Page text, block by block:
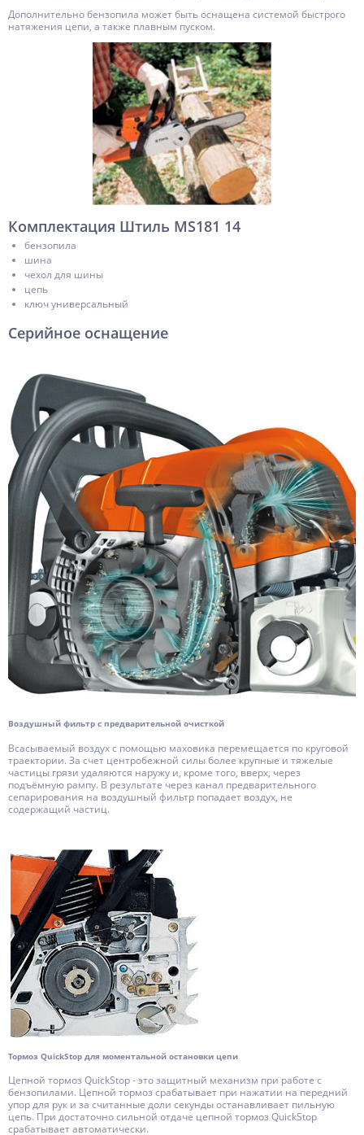
Дополнительно бензопила может быть оснащена системой быстрого
натяжения цепи, а также плавным пуском.
Комплектация Штиль MS181 14
бензопила
шина
чехол для шины
цепь
ключ универсальный
Серийное оснащение
Воздушный фильтр с предварительной очисткой
Всасываемый воздух с помощью маховика перемещается по круговой
траектории. За счет центробежной силы более крупные и тяжелые
частицы грязи удаляются наружу и, кроме того, вверх, через
подъёмную рампу. В результате через канал предварительного
сепарирования на воздушный фильтр попадает воздух, не
содержащий частиц.
Тормоз QuickStop для моментальной остановки цепи
Цепной тормоз QuickStop - это защитный механизм при работе с
бензопилами. Цепной тормоз срабатывает при нажатии на передний
упор для рук и за считанные доли секунды останавливает пильную
цепь. При достаточно сильной отдаче цепной тормоз QuickStop
срабатывает автоматически.